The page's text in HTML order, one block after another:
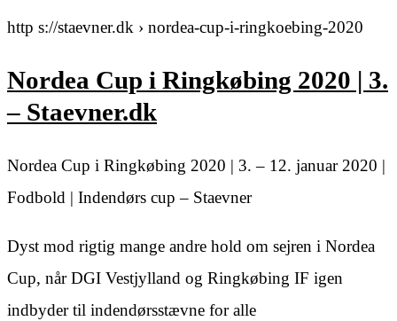
http s://staevner.dk › nordea-cup-i-ringkoebing-2020
Nordea Cup i Ringkøbing 2020 | 3.
– Staevner.dk
Nordea Cup i Ringkøbing 2020 | 3. – 12. januar 2020 |
Fodbold | Indendørs cup – Staevner
Dyst mod rigtig mange andre hold om sejren i Nordea
Cup, når DGI Vestjylland og Ringkøbing IF igen
indbyder til indendørsstævne for alle